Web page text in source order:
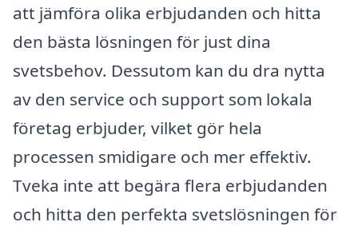
att jämföra olika erbjudanden och hitta
den bästa lösningen för just dina
svetsbehov. Dessutom kan du dra nytta
av den service och support som lokala
företag erbjuder, vilket gör hela
processen smidigare och mer effektiv.
Tveka inte att begära flera erbjudanden
och hitta den perfekta svetslösningen för